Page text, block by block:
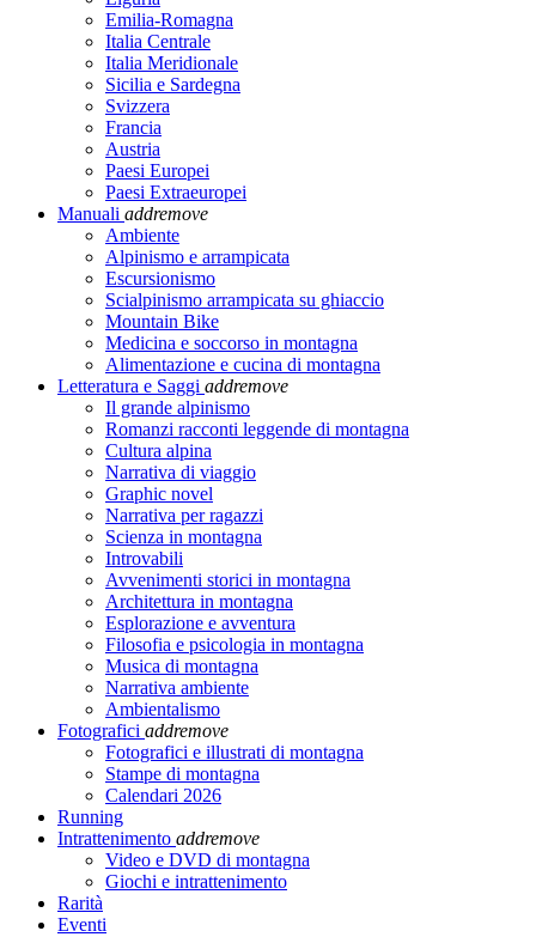
Emilia-Romagna
Italia Centrale
Italia Meridionale
Sicilia e Sardegna
Svizzera
Francia
Austria
Paesi Europei
Paesi Extraeuropei
Manuali addremove
Ambiente
Alpinismo e arrampicata
Escursionismo
Scialpinismo arrampicata su ghiaccio
Mountain Bike
Medicina e soccorso in montagna
Alimentazione e cucina di montagna
Letteratura e Saggi addremove
Il grande alpinismo
Romanzi racconti leggende di montagna
Cultura alpina
Narrativa di viaggio
Graphic novel
Narrativa per ragazzi
Scienza in montagna
Introvabili
Avvenimenti storici in montagna
Architettura in montagna
Esplorazione e avventura
Filosofia e psicologia in montagna
Musica di montagna
Narrativa ambiente
Ambientalismo
Fotografici addremove
Fotografici e illustrati di montagna
Stampe di montagna
Calendari 2026
Running
Intrattenimento addremove
Video e DVD di montagna
Giochi e intrattenimento
Rarità
Eventi